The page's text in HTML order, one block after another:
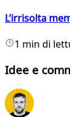
L’irrisolta
1 min di
Idee e